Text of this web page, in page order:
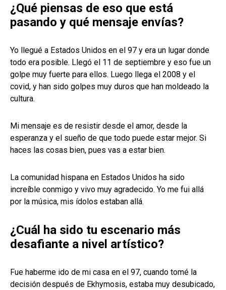
¿Qué piensas de eso que está
pasando y qué mensaje envías?
Yo llegué a Estados Unidos en el 97 y era un lugar donde
todo era posible. Llegó el 11 de septiembre y eso fue un
golpe muy fuerte para ellos. Luego llega el 2008 y el
covid, y han sido golpes muy duros que han moldeado la
cultura.
Mi mensaje es de resistir desde el amor, desde la
esperanza y el sueño de que todo puede estar mejor. Si
haces las cosas bien, pues vas a estar bien.
La comunidad hispana en Estados Unidos ha sido
increíble conmigo y vivo muy agradecido. Yo me fui allá
por la música, mis ídolos estaban allá.
¿Cuál ha sido tu escenario más
desafiante a nivel artístico?
Fue haberme ido de mi casa en el 97, cuando tomé la
decisión después de Ekhymosis, estaba muy desubicado,